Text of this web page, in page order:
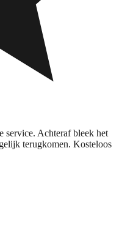
service. Achteraf bleek het
terugkomen. Kosteloos